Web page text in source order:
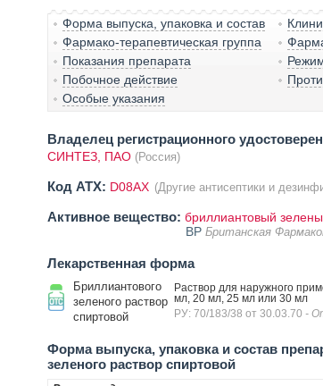
Форма выпуска, упаковка и состав
Фармако-терапевтическая группа
Показания препарата
Побочное действие
Особые указания
Владелец регистрационного
СИНТЕЗ, ПАО (Россия)
Код ATX: D08AX (Другие антисептики и
Активное вещество: бриллиантовый
BP Британская
Лекарственная форма
Бриллиантового
зеленого раствор
спиртовой
Раствор для наружного
мл, 20 мл, 25 мл или 30 мл
РУ: 70/183/38 от 30.03.70 -
Форма выпуска, упаковка и состав
зеленого раствор спиртовой